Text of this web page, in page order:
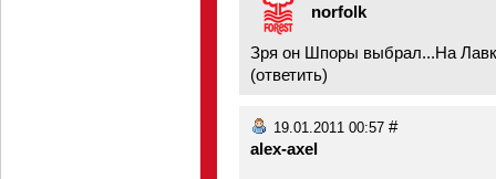
norfolk
Зря он Шпоры выбрал...На
(ответить)
19.01.2011 00:57 #
alex-axel